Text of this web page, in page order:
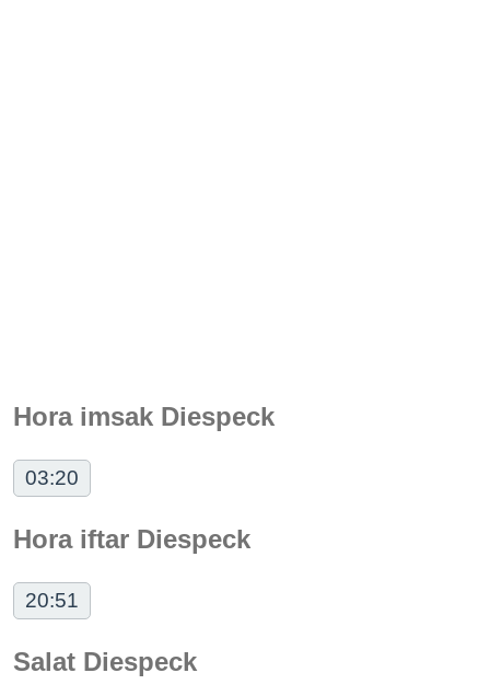
Hora imsak Diespeck
03:20
Hora iftar Diespeck
20:51
Salat Diespeck